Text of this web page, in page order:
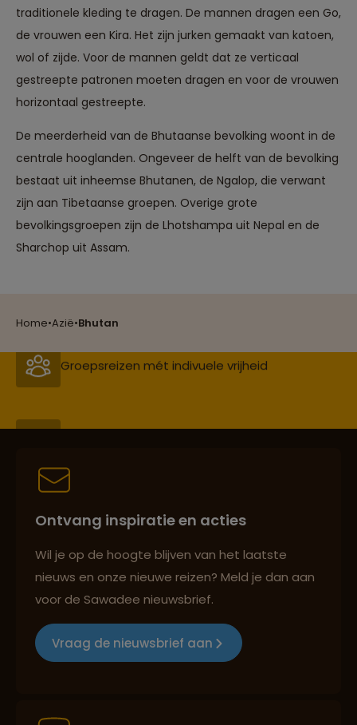
Home•Azië•Bhutan
traditionele kleding te dragen. De mannen dragen een Go,
de vrouwen een Kira. Het zijn jurken gemaakt van katoen,
wol of zijde. Voor de mannen geldt dat ze verticaal
gestreepte patronen moeten dragen en voor de vrouwen
horizontaal gestreepte.
De meerderheid van de Bhutaanse bevolking woont in de
centrale hooglanden. Ongeveer de helft van de bevolking
bestaat uit inheemse Bhutanen, de Ngalop, die verwant
zijn aan Tibetaanse groepen. Overige grote
bevolkingsgroepen zijn de Lhotshampa uit Nepal en de
Sharchop uit Assam.
Reizen met oog voor mens, cultuur en milieu
Best beoordeelde reisroutes
Groepsreizen mét indivuele vrijheid
Ontvang inspiratie en acties
Wil je op de hoogte blijven van het laatste
nieuws en onze nieuwe reizen? Meld je dan aan
voor de Sawadee nieuwsbrief.
Vraag de nieuwsbrief aan